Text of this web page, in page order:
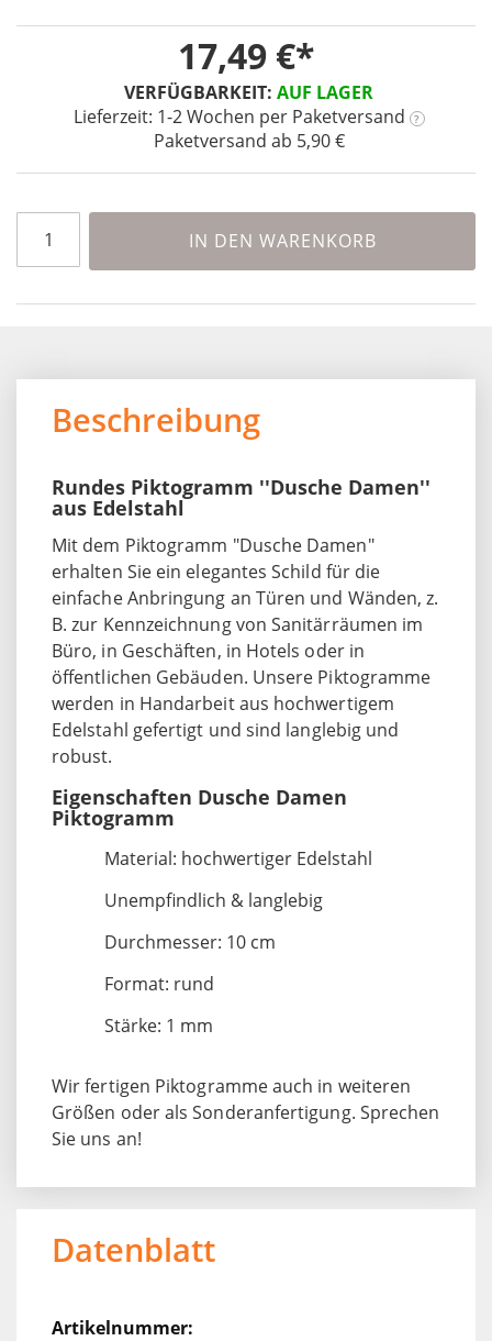
VERFÜGBARKEIT: AUF LAGER
Lieferzeit: 1-2 Wochen per Paketversand ?
Paketversand ab 5,90 €
17,49 €
IN DEN WARENKORB
Beschreibung
Rundes Piktogramm ''Dusche Damen''
aus Edelstahl
Mit dem Piktogramm "Dusche Damen"
erhalten Sie ein elegantes Schild für die
einfache Anbringung an Türen und Wänden, z.
B. zur Kennzeichnung von Sanitärräumen im
Büro, in Geschäften, in Hotels oder in
öffentlichen Gebäuden. Unsere Piktogramme
werden in Handarbeit aus hochwertigem
Edelstahl gefertigt und sind langlebig und
robust.
Eigenschaften Dusche Damen
Piktogramm
Material: hochwertiger Edelstahl
Unempfindlich & langlebig
Durchmesser: 10 cm
Format: rund
Stärke: 1 mm
Wir fertigen Piktogramme auch in weiteren
Größen oder als Sonderanfertigung. Sprechen
Sie uns an!
Datenblatt